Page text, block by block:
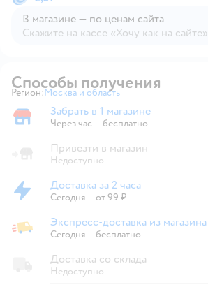
В магазине — по ценам сайта
Скажите на кассе «Хочу как на сайте»
Способы получения
Регион: Выбор адреса доставки.
Москва и область
Забрать в магазине
Забрать в 1 магазине
Через час — бесплатно
Привезти в магазин
Недоступно
Доставка за 2 часа
Доставка за 2 часа
Сегодня—от 99 ₽
Экспресс-доставка из магазина
Экспресс-доставка из магазина
Сегодня—бесплатно
Доставка со склада
Недоступно